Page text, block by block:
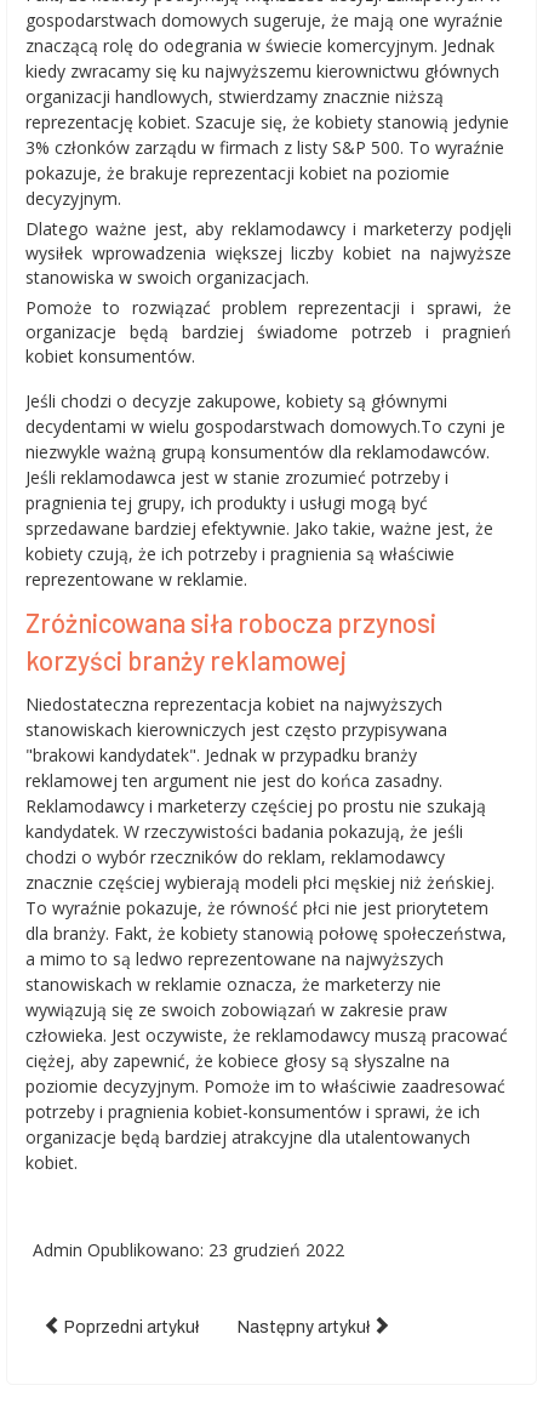
gospodarstwach domowych sugeruje, że mają one wyraźnie
znaczącą rolę do odegrania w świecie komercyjnym. Jednak
kiedy zwracamy się ku najwyższemu kierownictwu głównych
organizacji handlowych, stwierdzamy znacznie niższą
reprezentację kobiet. Szacuje się, że kobiety stanowią jedynie
3% członków zarządu w firmach z listy S&P 500. To wyraźnie
pokazuje, że brakuje reprezentacji kobiet na poziomie
decyzyjnym.
Dlatego ważne jest, aby reklamodawcy i marketerzy podjęli
wysiłek wprowadzenia większej liczby kobiet na najwyższe
stanowiska w swoich organizacjach.
Pomoże to rozwiązać problem reprezentacji i sprawi, że
organizacje będą bardziej świadome potrzeb i pragnień
kobiet konsumentów.
Jeśli chodzi o decyzje zakupowe, kobiety są głównymi
decydentami w wielu gospodarstwach domowych.To czyni je
niezwykle ważną grupą konsumentów dla reklamodawców.
Jeśli reklamodawca jest w stanie zrozumieć potrzeby i
pragnienia tej grupy, ich produkty i usługi mogą być
sprzedawane bardziej efektywnie. Jako takie, ważne jest, że
kobiety czują, że ich potrzeby i pragnienia są właściwie
reprezentowane w reklamie.
Zróżnicowana siła robocza przynosi
korzyści branży reklamowej
Niedostateczna reprezentacja kobiet na najwyższych
stanowiskach kierowniczych jest często przypisywana
"brakowi kandydatek". Jednak w przypadku branży
reklamowej ten argument nie jest do końca zasadny.
Reklamodawcy i marketerzy częściej po prostu nie szukają
kandydatek. W rzeczywistości badania pokazują, że jeśli
chodzi o wybór rzeczników do reklam, reklamodawcy
znacznie częściej wybierają modeli płci męskiej niż żeńskiej.
To wyraźnie pokazuje, że równość płci nie jest priorytetem
dla branży. Fakt, że kobiety stanowią połowę społeczeństwa,
a mimo to są ledwo reprezentowane na najwyższych
stanowiskach w reklamie oznacza, że marketerzy nie
wywiązują się ze swoich zobowiązań w zakresie praw
człowieka. Jest oczywiste, że reklamodawcy muszą pracować
ciężej, aby zapewnić, że kobiece głosy są słyszalne na
poziomie decyzyjnym. Pomoże im to właściwie zaadresować
potrzeby i pragnienia kobiet-konsumentów i sprawi, że ich
organizacje będą bardziej atrakcyjne dla utalentowanych
kobiet.
Admin Opublikowano: 23 grudzień 2022
Poprzedni artykuł Następny artykuł